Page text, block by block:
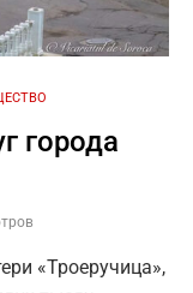
города
«Троеручица»,